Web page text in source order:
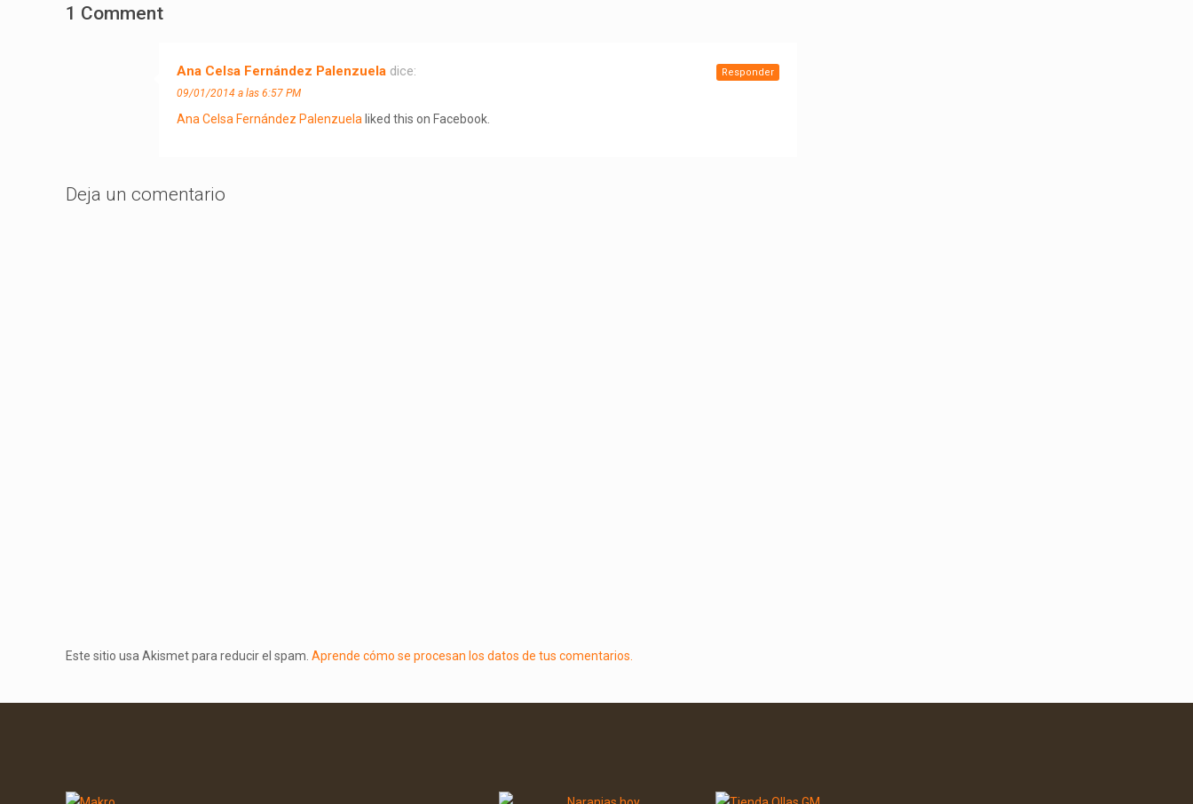
1 Comment
Ana Celsa Fernández Palenzuela dice:
09/01/2014 a las 6:57 PM
Ana Celsa Fernández Palenzuela liked this on Facebook.
Responder
Deja un comentario
Este sitio usa Akismet para reducir el spam. Aprende cómo se procesan los datos de tus comentarios.